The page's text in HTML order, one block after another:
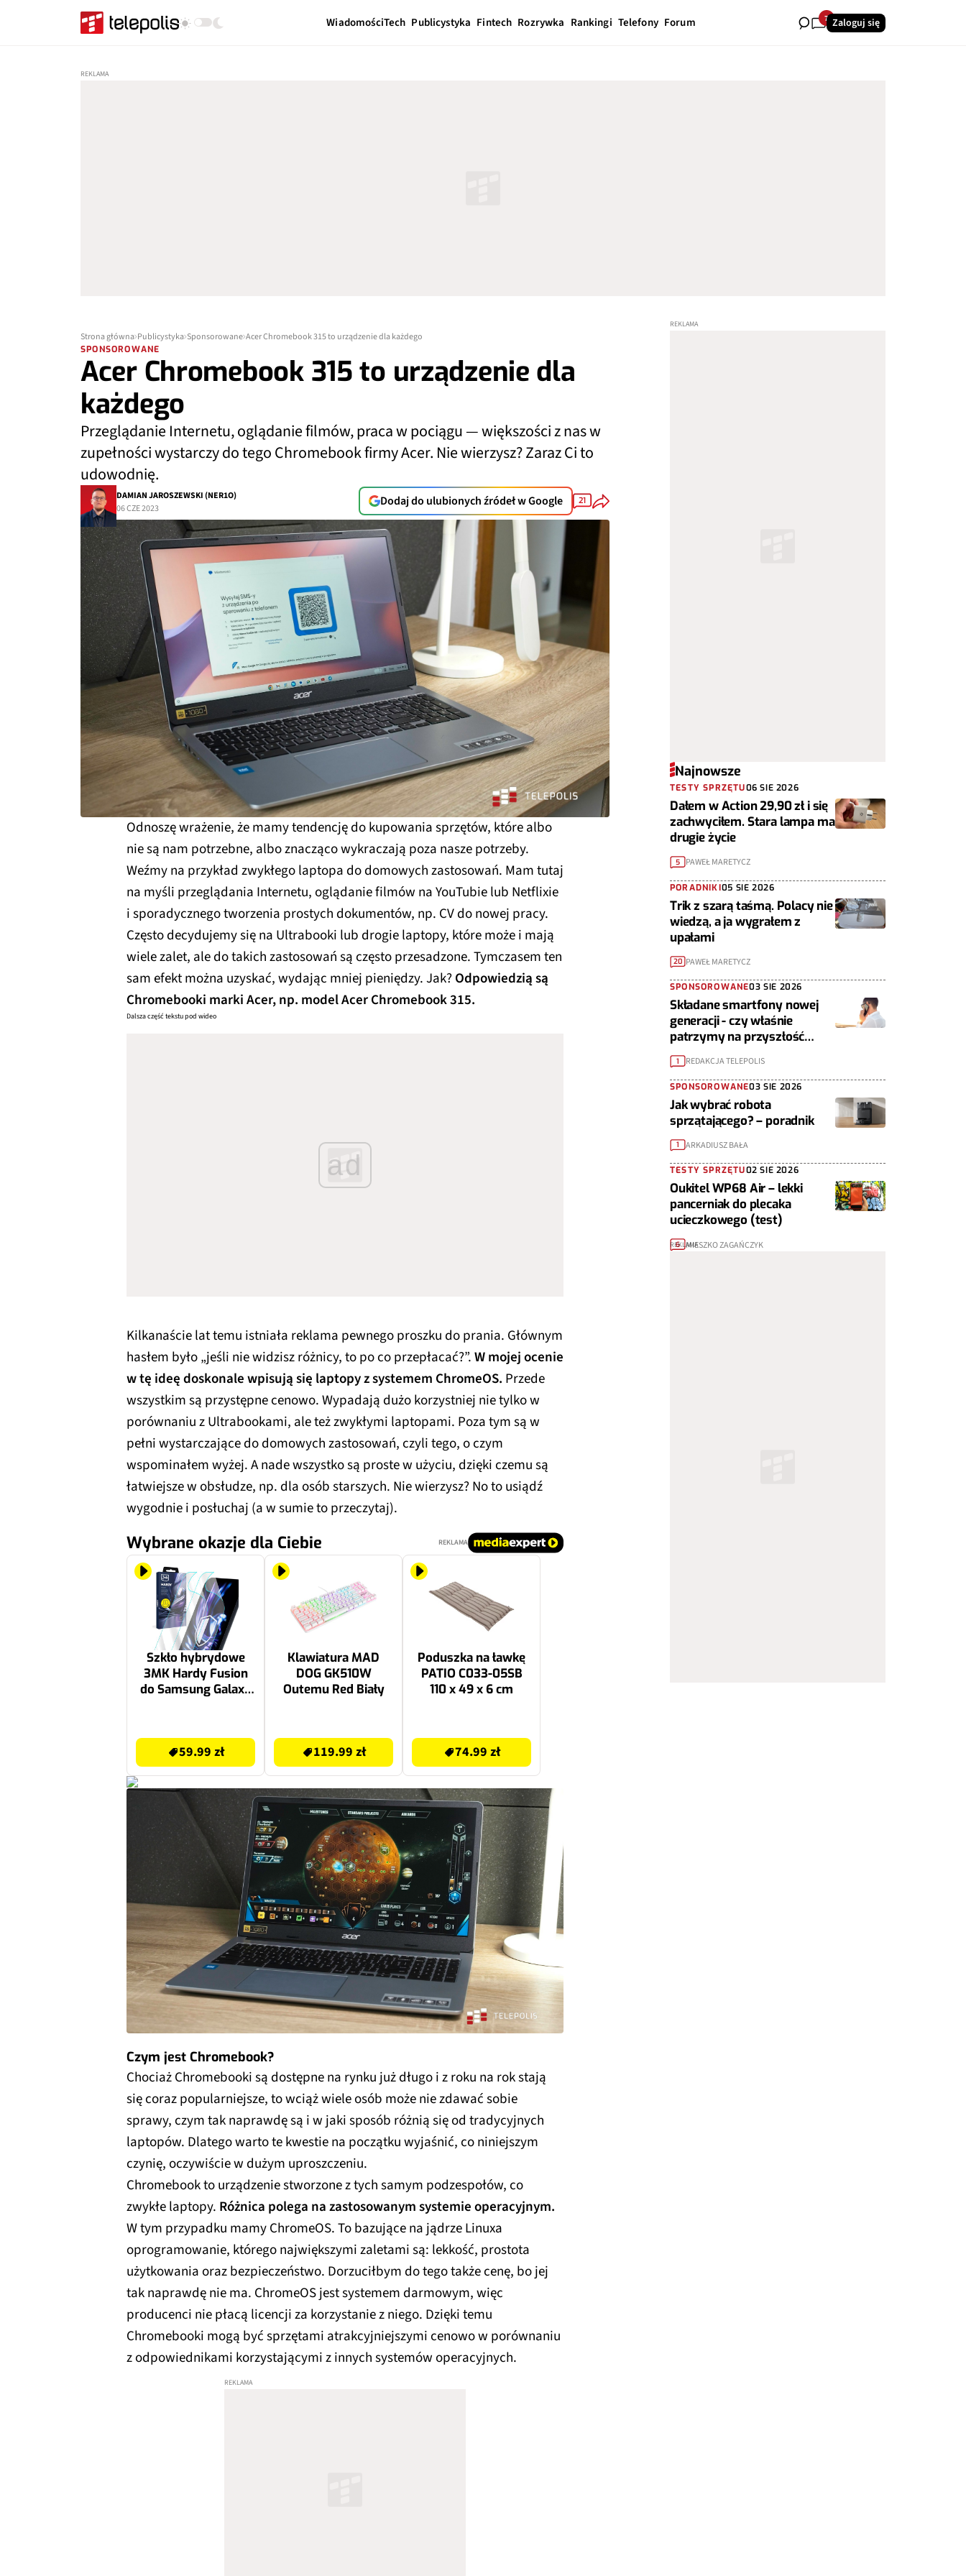
WiadomościTech Publicystyka Fintech Rozrywka Rankingi Telefony Forum 7 Zaloguj się
Strona główna Publicystyka Sponsorowane Acer Chromebook 315 to urządzenie dla każdego
SPONSOROWANE
Acer Chromebook 315 to urządzenie dla
każdego
Przeglądanie Internetu, oglądanie filmów, praca w pociągu — większości z nas w
zupełności wystarczy do tego Chromebook firmy Acer. Nie wierzysz? Zaraz Ci to
udowodnię.
DAMIAN JAROSZEWSKI (NER1O)
06 CZE 2023
Dodaj do ulubionych źródeł w Google 21
Odnoszę wrażenie, że mamy tendencję do kupowania sprzętów, które albo
nie są nam potrzebne, albo znacząco wykraczają poza nasze potrzeby.
Weźmy na przykład zwykłego laptopa do domowych zastosowań. Mam tutaj
na myśli przeglądania Internetu, oglądanie filmów na YouTubie lub Netflixie
i sporadycznego tworzenia prostych dokumentów, np. CV do nowej pracy.
Często decydujemy się na Ultrabooki lub drogie laptopy, które może i mają
wiele zalet, ale do takich zastosowań są często przesadzone. Tymczasem ten
sam efekt można uzyskać, wydając mniej pieniędzy. Jak?Odpowiedzią są
Chromebooki marki Acer, np. model Acer Chromebook 315.
Dalsza część tekstu pod wideo
ad
Kilkanaście lat temu istniała reklama pewnego proszku do prania. Głównym
hasłem było „jeśli nie widzisz różnicy, to po co przepłacać?”.W mojej ocenie
w tę ideę doskonale wpisują się laptopy z systemem ChromeOS. Przede
wszystkim są przystępne cenowo. Wypadają dużo korzystniej nie tylko w
porównaniu z Ultrabookami, ale też zwykłymi laptopami. Poza tym są w
pełni wystarczające do domowych zastosowań, czyli tego, o czym
wspominałem wyżej. A nade wszystko są proste w użyciu, dzięki czemu są
łatwiejsze w obsłudze, np. dla osób starszych. Nie wierzysz? No to usiądź
wygodnie i posłuchaj (a w sumie to przeczytaj).
Wybrane okazje dla Ciebie REKLAMA
Szkło hybrydowe
3MK Hardy Fusion
do Samsung Galaxy
59.99 zł
Klawiatura MAD
DOG GK510W
Outemu Red Biały
119.99 zł
Poduszka na ławkę
PATIO C033-05SB
110 x 49 x 6 cm
74.99 zł
Czym jest Chromebook?
Chociaż Chromebooki są dostępne na rynku już długo i z roku na rok stają
się coraz popularniejsze, to wciąż wiele osób może nie zdawać sobie
sprawy, czym tak naprawdę są i w jaki sposób różnią się od tradycyjnych
laptopów. Dlatego warto te kwestie na początku wyjaśnić, co niniejszym
czynię, oczywiście w dużym uproszczeniu.
Chromebook to urządzenie stworzone z tych samym podzespołów, co
zwykłe laptopy. Różnica polega na zastosowanym systemie operacyjnym.
W tym przypadku mamy ChromeOS. To bazujące na jądrze Linuxa
oprogramowanie, którego największymi zaletami są: lekkość, prostota
użytkowania oraz bezpieczeństwo. Dorzuciłbym do tego także cenę, bo jej
tak naprawdę nie ma. ChromeOS jest systemem darmowym, więc
producenci nie płacą licencji za korzystanie z niego. Dzięki temu
Chromebooki mogą być sprzętami atrakcyjniejszymi cenowo w porównaniu
z odpowiednikami korzystającymi z innych systemów operacyjnych.
Najnowsze
TESTY SPRZĘTU06 SIE 2026
Dałem w Action 29,90 zł i się
zachwyciłem. Stara lampa ma
drugie życie
5 PAWEŁ MARETYCZ
PORADNIKI05 SIE 2026
Trik z szarą taśmą. Polacy nie
wiedzą, a ja wygrałem z
upałami
20 PAWEŁ MARETYCZ
SPONSOROWANE03 SIE 2026
Składane smartfony nowej
generacji - czy właśnie
patrzymy na przyszłość
urządzeń mobilnych?
1 REDAKCJA TELEPOLIS
SPONSOROWANE03 SIE 2026
Jak wybrać robota
sprzątającego? – poradnik
1 ARKADIUSZ BAŁA
TESTY SPRZĘTU02 SIE 2026
Oukitel WP68 Air – lekki
pancerniak do plecaka
ucieczkowego (test)
6 MIESZKO ZAGAŃCZYK